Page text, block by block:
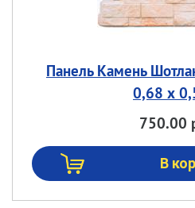
Панель Камень
0,68 х
750.00